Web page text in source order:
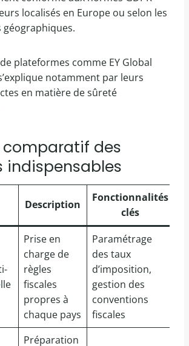
localisés en Europe ou selon les
géographiques.
plateformes comme EY Global
notamment par leurs
en matière de sûreté
comparatif des
indispensables
Description
Fonctionnalités
clés
Prise en
charge de
règles
fiscales
propres à
chaque pays
Paramétrage
des taux
d’imposition,
gestion des
conventions
fiscales
Préparation